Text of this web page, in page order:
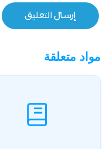
مواد متعلقة